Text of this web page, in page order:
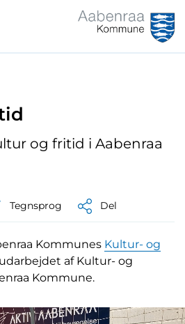
og fritid i Aabenraa
Tegnsprog Del
Kommunes Kultur- og
af Kultur- og
Kommune.